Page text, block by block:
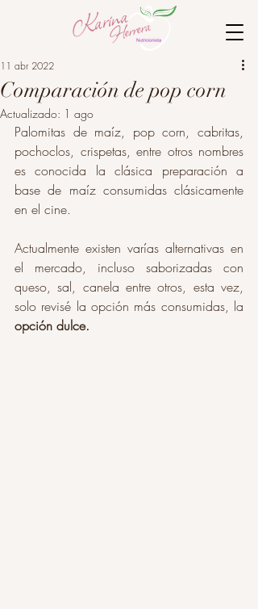
Comparación de pop corn
11 abr 2022
Actualizado: 1 ago
Palomitas de maíz, pop corn, cabritas,
pochoclos, crispetas, entre otros nombres
es conocida la clásica preparación a
base de maíz consumidas clásicamente
en el cine.
Actualmente existen varías alternativas en
el mercado, incluso saborizadas con
queso, sal, canela entre otros, esta vez,
opción dulce.